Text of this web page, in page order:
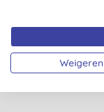
Weigeren